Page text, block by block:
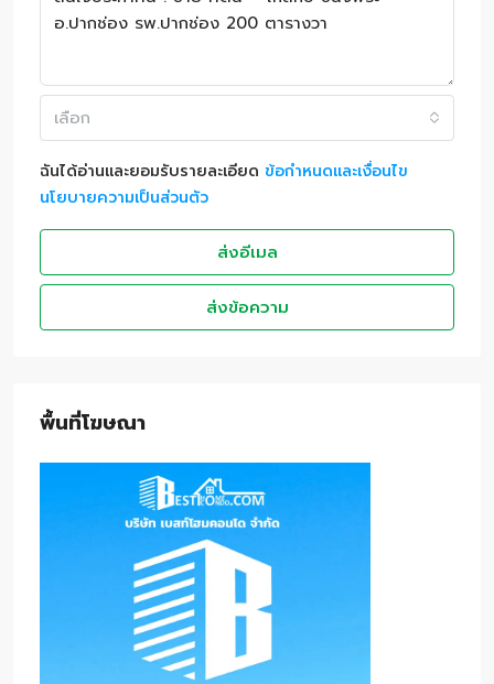
เลือก
ฉันได้อ่านและยอมรับรายละเอียด ข้อกำหนดและเงื่อนไข
นโยบายความเป็นส่วนตัว
ส่งอีเมล
ส่งข้อความ
พื้นที่โฆษณา